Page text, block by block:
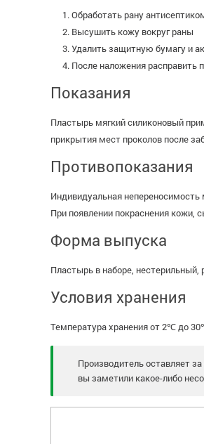
Обработать рану
Высушить кожу вокруг раны
Удалить защитную бумагу и
После наложения расправить
Показания
Пластырь мягкий силиконовый
прикрытия мест проколов после
Противопоказания
Индивидуальная непереносимость
При появлении покраснения кожи,
Форма выпуска
Пластырь в наборе,
Условия хранения
Температура хранения от 2℃ до
Производитель оставляет
вы заметили какое-либо